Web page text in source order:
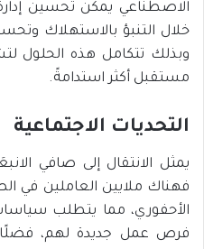
الاصطناعي يمكن تحسين
خلال التنبؤ بالاستهلاك
وبذلك تتكامل هذه الحلول
مستقبل أكثر استدامةً.
التحديات الاجتماعية
يمثل الانتقال إلى صافي
فهناك ملايين العاملين في
الأحفوري، مما يتطلب
فرص عمل جديدة لهم، فضلًا